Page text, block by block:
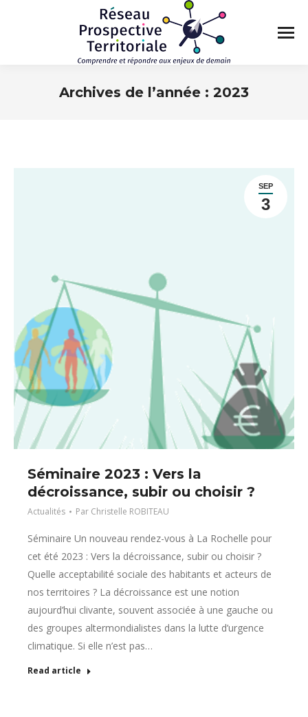
Archives de l’année : 2023
SEP
3
Séminaire 2023 : Vers la
décroissance, subir ou choisir ?
Actualités Par Christelle ROBITEAU
Séminaire Un nouveau rendez-vous à La Rochelle pour
cet été 2023 : Vers la décroissance, subir ou choisir ?
Quelle acceptabilité sociale des habitants et acteurs de
nos territoires ? La décroissance est une notion
aujourd’hui clivante, souvent associée à une gauche ou
des groupes altermondialistes dans la lutte d’urgence
climatique. Si elle n’est pas…
Read article